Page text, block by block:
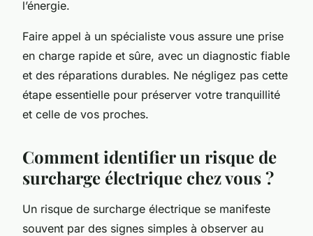
l’énergie.
Faire appel à un spécialiste vous assure une prise
en charge rapide et sûre, avec un diagnostic fiable
et des réparations durables. Ne négligez pas cette
étape essentielle pour préserver votre tranquillité
et celle de vos proches.
Comment identifier un risque de
surcharge électrique chez vous ?
Un risque de surcharge électrique se manifeste
souvent par des signes simples à observer au